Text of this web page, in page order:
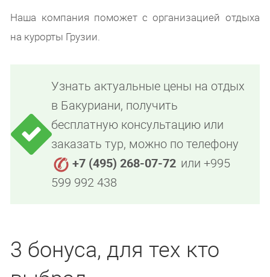
Наша компания поможет с организацией отдыха
на курорты Грузии.
Узнать актуальные цены на отдых
в Бакуриани, получить
бесплатную консультацию или
заказать тур, можно по телефону
+7 (495) 268-07-72 или +995
599 992 438
3 бонуса, для тех кто